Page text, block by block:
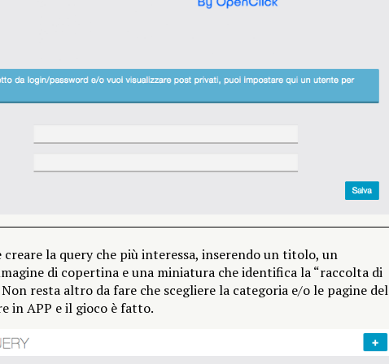
creare la query che più interessa, inserendo un titolo, un
di copertina e una miniatura che identifica la “raccolta di
resta altro da fare che scegliere la categoria e/o le pagine del
in APP e il gioco è fatto.